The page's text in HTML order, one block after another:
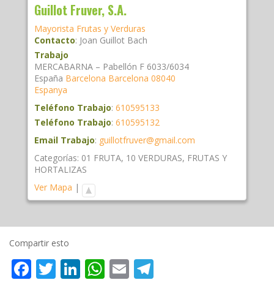
Guillot Fruver, S.A.
Mayorista Frutas y Verduras
Contacto: Joan Guillot Bach
Trabajo
MERCABARNA – Pabellón F 6033/6034
España Barcelona Barcelona 08040
Espanya
Teléfono Trabajo: 610595133
Teléfono Trabajo: 610595132
Email Trabajo: guillotfruver@gmail.com
Categorías: 01 FRUTA, 10 VERDURAS, FRUTAS Y
HORTALIZAS
Ver Mapa |
Compartir esto
Facebook
Twitter
LinkedIn
WhatsApp
Email